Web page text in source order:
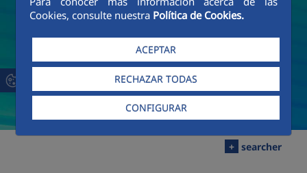
Cookies, consulte nuestra Política de Cookies.
ACEPTAR
RECHAZAR TODAS
CONFIGURAR
+ searcher